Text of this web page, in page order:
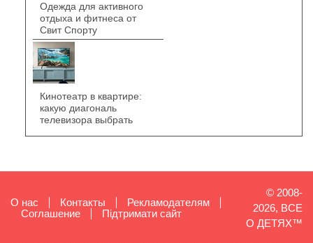
Одежда для активного
отдыха и фитнеса от
Свит Спорту
Кинотеатр в квартире:
какую диагональ
телевизора выбрать
О нас Контакты
Рекламодателям
Cоглашение
Підтримати сайт
© 2008-
2026, ВСЕ
О ДЕТЯХ™